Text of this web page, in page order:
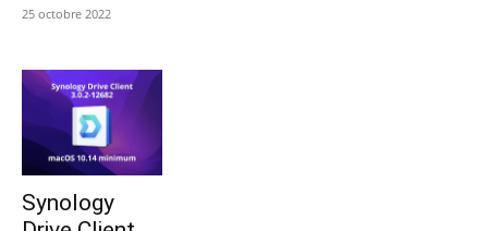
25 octobre 2022
Synology